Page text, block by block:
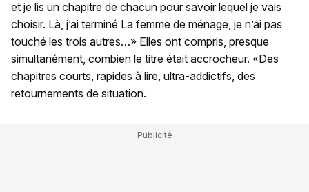
et je lis un chapitre de chacun pour savoir lequel je vais
choisir. Là, j’ai terminé La femme de ménage, je n’ai pas
touché les trois autres…» Elles ont compris, presque
simultanément, combien le titre était accrocheur. «Des
chapitres courts, rapides à lire, ultra-addictifs, des
retournements de situation.